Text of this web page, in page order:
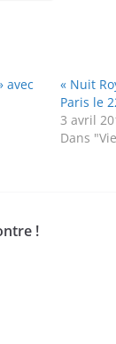
avec
« Nuit
Paris le
3 avril
Dans
!